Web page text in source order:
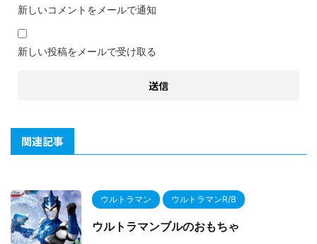
新しいコメントをメールで通知
新しい投稿をメールで受け取る
関連記事
ウルトラマン ウルトラマンR/B
ウルトラマンブルのおもちゃ